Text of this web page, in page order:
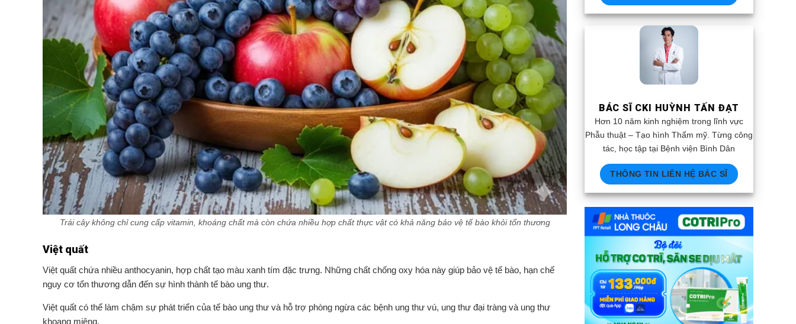
Trái cây không chỉ cung cấp vitamin, khoáng chất mà còn chứa nhiều hợp chất thực vật có khả năng bảo vệ tế bào khỏi tổn thương
Việt quất
Việt quất chứa nhiều anthocyanin, hợp chất tạo màu xanh tím đặc trưng. Những chất chống oxy hóa này giúp bảo vệ tế bào, hạn chế
nguy cơ tổn thương dẫn đến sự hình thành tế bào ung thư.
Việt quất có thể làm chậm sự phát triển của tế bào ung thư và hỗ trợ phòng ngừa các bệnh ung thư vú, ung thư đại tràng và ung thư
khoang miệng.
BÁC SĨ CKI HUỲNH TẤN ĐẠT
Hơn 10 năm kinh nghiệm trong lĩnh vực
Phẫu thuật – Tạo hình Thẩm mỹ. Từng công
tác, học tập tại Bệnh viện Bình Dân
THÔNG TIN LIÊN HỆ BÁC SĨ